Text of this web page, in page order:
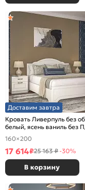
Доставим завтра
Кровать Ливерпуль без
белый, ясень ваниль без
1600x2000, изголовье
160×200
17 614₽25 163 ₽-30%
В корзину